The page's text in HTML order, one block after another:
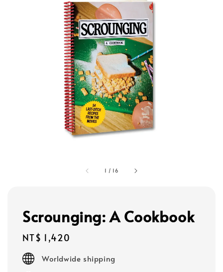
1 / 16
Scrounging: A Cookbook
Regular
price
NT$ 1,420
Worldwide shipping